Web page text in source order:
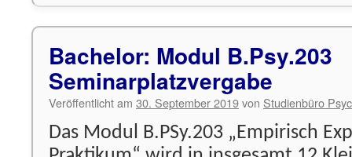
and
Bachelor: Modul B.Psy.203
Seminarplatzvergabe
Veröffentlicht am 30. September 2019von Studienbüro
Das Modul B.PSy.203 „Empirisch